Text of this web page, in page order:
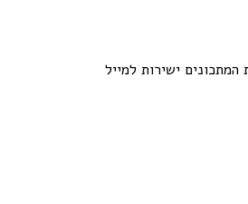
ישירות למייל